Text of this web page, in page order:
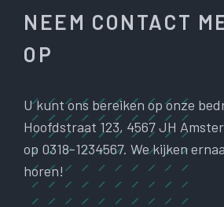
NEEM CONTACT
OP
U kunt ons bereiken op onze
Hoofdstraat 123, 4567 JH
op 0318-1234567. We kijken
horen!